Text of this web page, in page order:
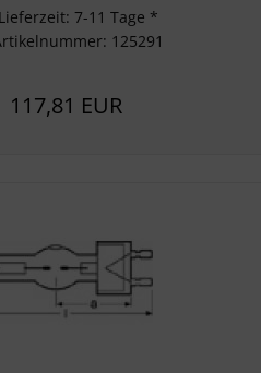
Lieferzeit: 7-11 Tage *
125291
117,81 EUR